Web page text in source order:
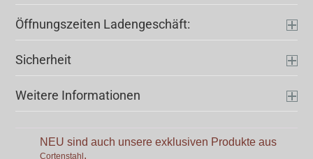
Öffnungszeiten Ladengeschäft:
Sicherheit
Weitere Informationen
NEU sind auch unsere exklusiven Produkte aus
Cortenstahl .